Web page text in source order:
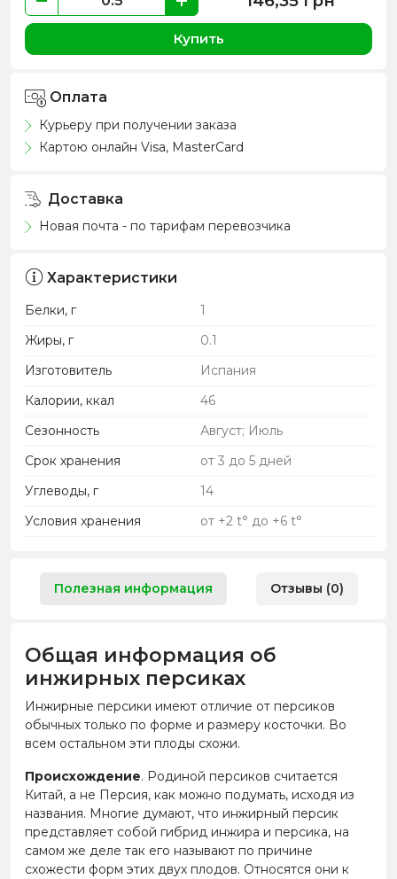
Купить
Оплата
Курьеру при получении заказа
Картою онлайн Visa, MasterCard
Доставка
Новая почта - по тарифам перевозчика
Характеристики
Белки, г
1
Жиры, г
0.1
Изготовитель
Испания
Калории, ккал
46
Сезонность
Август; Июль
Срок хранения
от 3 до 5 дней
Углеводы, г
14
Условия хранения
от +2 t° до +6 t°
Полезная информация Отзывы (0)
Общая информация об
инжирных персиках
Инжирные персики имеют отличие от персиков
обычных только по форме и размеру косточки. Во
всем остальном эти плоды схожи.
Происхождение. Родиной персиков считается
Китай, а не Персия, как можно подумать, исходя из
названия. Многие думают, что инжирный персик
представляет собой гибрид инжира и персика, на
самом же деле так его называют по причине
схожести форм этих двух плодов. Относятся они к